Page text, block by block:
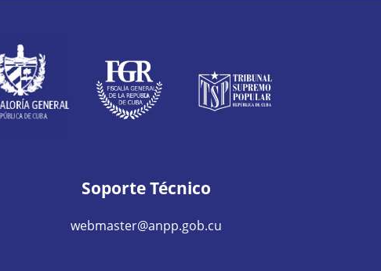
Soporte Técnico
webmaster@anpp.gob.cu